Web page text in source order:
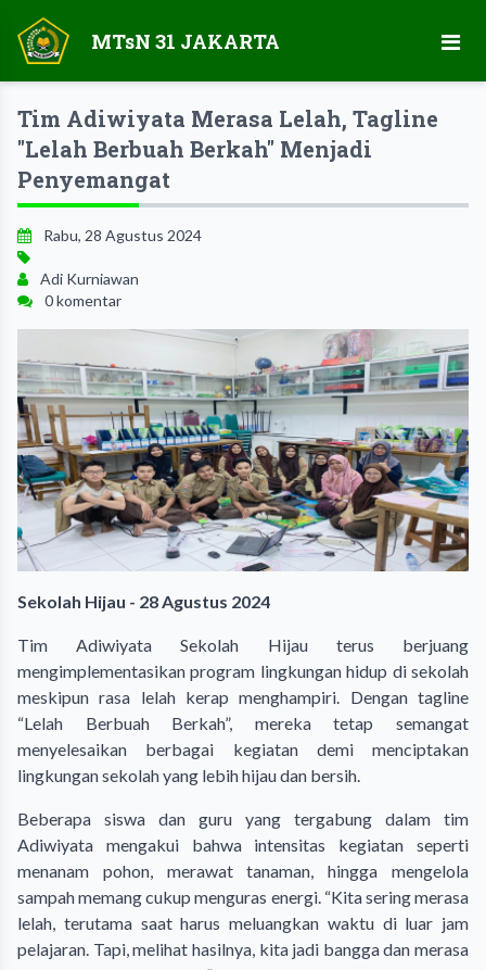
MTsN 31 JAKARTA
Tim Adiwiyata Merasa Lelah, Tagline
"Lelah Berbuah Berkah" Menjadi
Penyemangat
Rabu, 28 Agustus 2024
Adi Kurniawan
0 komentar
Sekolah Hijau - 28 Agustus 2024
Tim Adiwiyata Sekolah Hijau terus berjuang
mengimplementasikan program lingkungan hidup di sekolah
meskipun rasa lelah kerap menghampiri. Dengan tagline
“Lelah Berbuah Berkah”, mereka tetap semangat
menyelesaikan berbagai kegiatan demi menciptakan
lingkungan sekolah yang lebih hijau dan bersih.
Beberapa siswa dan guru yang tergabung dalam tim
Adiwiyata mengakui bahwa intensitas kegiatan seperti
menanam pohon, merawat tanaman, hingga mengelola
sampah memang cukup menguras energi. “Kita sering merasa
lelah, terutama saat harus meluangkan waktu di luar jam
pelajaran. Tapi, melihat hasilnya, kita jadi bangga dan merasa